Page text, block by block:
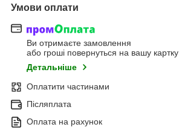
Умови оплати
Ви отримаєте замовлення
або гроші повернуться на вашу картку
Детальніше
Оплатити частинами
Післяплата
Оплата на рахунок